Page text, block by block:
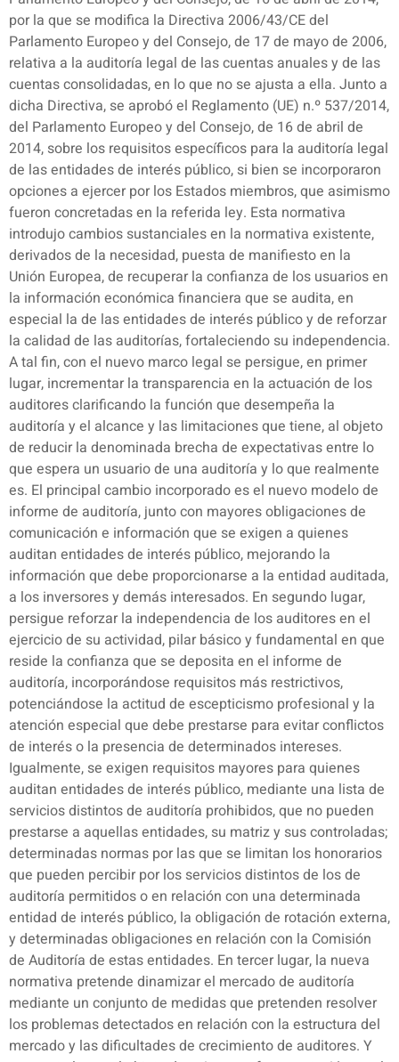
por la que se modifica la Directiva 2006/43/CE del
Parlamento Europeo y del Consejo, de 17 de mayo de 2006,
relativa a la auditoría legal de las cuentas anuales y de las
cuentas consolidadas, en lo que no se ajusta a ella. Junto a
dicha Directiva, se aprobó el Reglamento (UE) n.º 537/2014,
del Parlamento Europeo y del Consejo, de 16 de abril de
2014, sobre los requisitos específicos para la auditoría legal
de las entidades de interés público, si bien se incorporaron
opciones a ejercer por los Estados miembros, que asimismo
fueron concretadas en la referida ley. Esta normativa
introdujo cambios sustanciales en la normativa existente,
derivados de la necesidad, puesta de manifiesto en la
Unión Europea, de recuperar la confianza de los usuarios en
la información económica financiera que se audita, en
especial la de las entidades de interés público y de reforzar
la calidad de las auditorías, fortaleciendo su independencia.
A tal fin, con el nuevo marco legal se persigue, en primer
lugar, incrementar la transparencia en la actuación de los
auditores clarificando la función que desempeña la
auditoría y el alcance y las limitaciones que tiene, al objeto
de reducir la denominada brecha de expectativas entre lo
que espera un usuario de una auditoría y lo que realmente
es. El principal cambio incorporado es el nuevo modelo de
informe de auditoría, junto con mayores obligaciones de
comunicación e información que se exigen a quienes
auditan entidades de interés público, mejorando la
información que debe proporcionarse a la entidad auditada,
a los inversores y demás interesados. En segundo lugar,
persigue reforzar la independencia de los auditores en el
ejercicio de su actividad, pilar básico y fundamental en que
reside la confianza que se deposita en el informe de
auditoría, incorporándose requisitos más restrictivos,
potenciándose la actitud de escepticismo profesional y la
atención especial que debe prestarse para evitar conflictos
de interés o la presencia de determinados intereses.
Igualmente, se exigen requisitos mayores para quienes
auditan entidades de interés público, mediante una lista de
servicios distintos de auditoría prohibidos, que no pueden
prestarse a aquellas entidades, su matriz y sus controladas;
determinadas normas por las que se limitan los honorarios
que pueden percibir por los servicios distintos de los de
auditoría permitidos o en relación con una determinada
entidad de interés público, la obligación de rotación externa,
y determinadas obligaciones en relación con la Comisión
de Auditoría de estas entidades. En tercer lugar, la nueva
normativa pretende dinamizar el mercado de auditoría
mediante un conjunto de medidas que pretenden resolver
los problemas detectados en relación con la estructura del
mercado y las dificultades de crecimiento de auditores. Y